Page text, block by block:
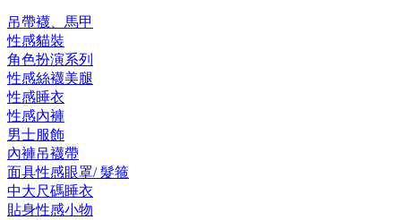
吊帶襪、馬甲
性感貓裝
角色扮演系列
性感絲襪美腿
性感睡衣
性感內褲
男士服飾
內褲吊襪帶
面具性感眼罩/ 髮箍
中大尺碼睡衣
貼身性感小物